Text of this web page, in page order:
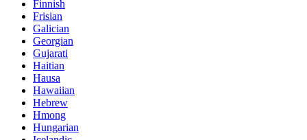
Finnish
Frisian
Galician
Georgian
Gujarati
Haitian
Hausa
Hawaiian
Hebrew
Hmong
Hungarian